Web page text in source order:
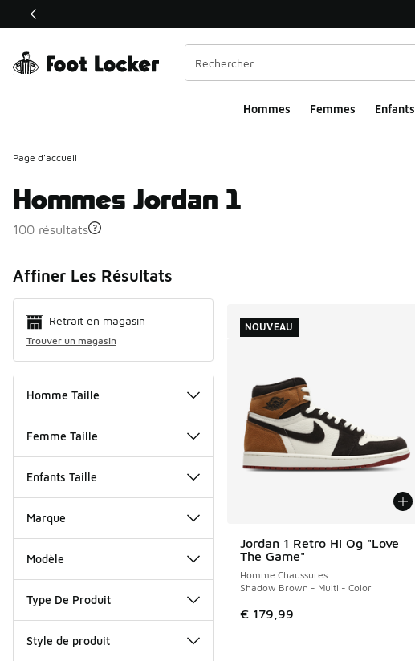
Ce lien ouvrira une nouvelle fenêtre
Hommes​ Femmes Enfants
Page d'accueil
Hommes Jordan 1
100 résultats
Affiner Les Résultats
Retrait en magasin
Trouver un magasin
Homme Taille
Femme Taille
Enfants Taille
Marque
Modèle
Type De Produit
Style de produit
Jordan 1 Retro Hi Og "Love
The Game"
Homme Chaussures
Shadow Brown - Multi - Color
€ 179,99
NOUVEAU
NOUVEAU